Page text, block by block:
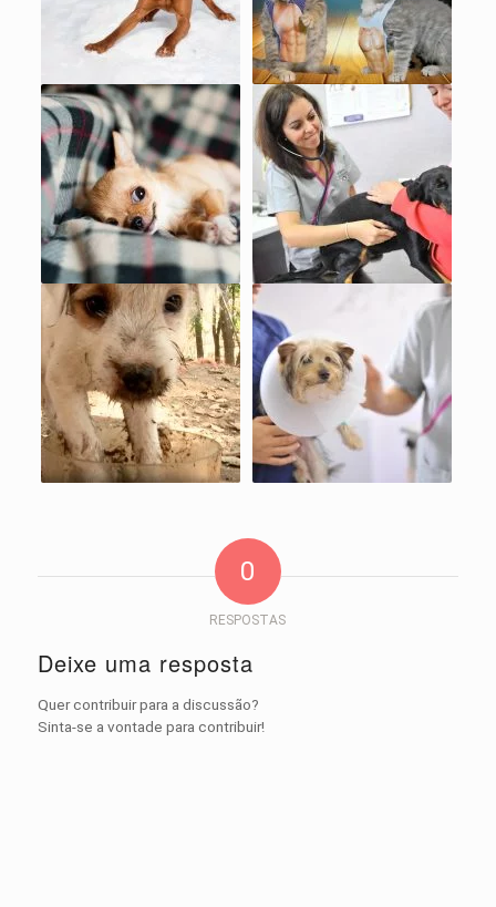
0
RESPOSTAS
Deixe uma resposta
Quer contribuir para a discussão?
Sinta-se a vontade para contribuir!